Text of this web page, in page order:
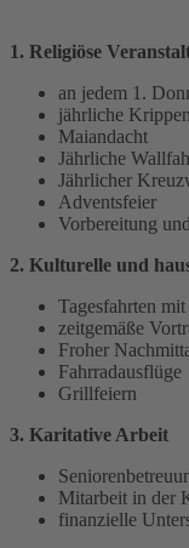
1. Religiöse
an jedem 1.
jährliche
Maiandacht
Jährliche
Jährlicher
Adventsfeier
Vorbereitung
2. Kulturelle und
Tagesfahrten
zeitgemäße
Froher
Fahrradausflüge
Grillfeiern
3. Karitative Arbeit
Mitarbeit in der
finanzielle